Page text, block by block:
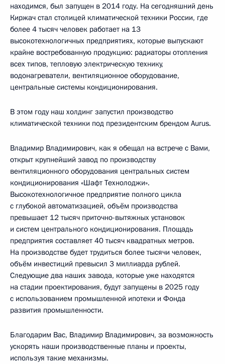
находимся, был запущен в 2014 году. На сегодняшний день
Киржач стал столицей климатической техники России, где
более 4 тысяч человек работает на 13
высокотехнологичных предприятиях, которые выпускают
крайне востребованную продукцию: радиаторы отопления
всех типов, тепловую электрическую технику,
водонагреватели, вентиляционное оборудование,
центральные системы кондиционирования.
В этом году наш холдинг запустил производство
климатической техники под президентским брендом Aurus.
Владимир Владимирович, как я обещал на встрече с Вами,
открыт крупнейший завод по производству
вентиляционного оборудования центральных систем
кондиционирования «Шафт Технолоджи».
Высокотехнологичное предприятие полного цикла
с глубокой автоматизацией, объём производства
превышает 12 тысяч приточно-вытяжных установок
и систем центрального кондиционирования. Площадь
предприятия составляет 40 тысяч квадратных метров.
На производстве будет трудиться более тысячи человек,
объём инвестиций превысил 3 миллиарда рублей.
Следующие два наших завода, которые уже находятся
на стадии проектирования, будут запущены в 2025 году
с использованием промышленной ипотеки и Фонда
развития промышленности.
Благодарим Вас, Владимир Владимирович, за возможность
ускорять наши производственные планы и проекты,
используя такие механизмы.